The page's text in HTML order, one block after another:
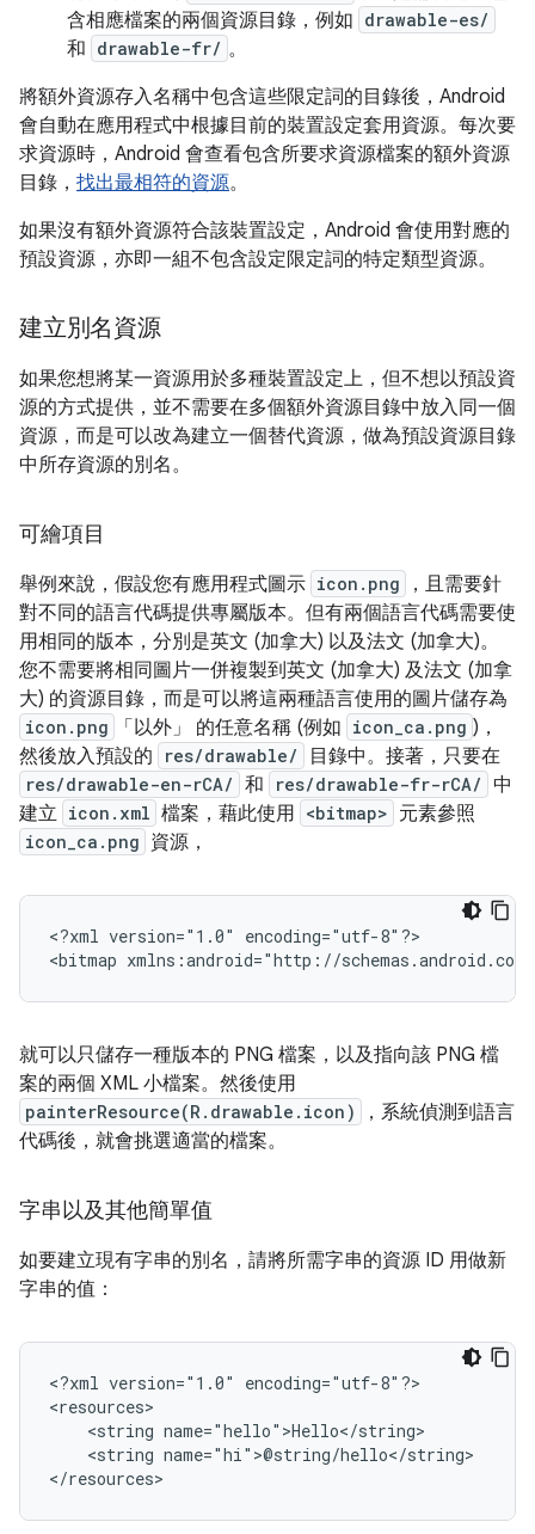
含相應檔案的兩個資源目錄，例如 drawable-es/
和 drawable-fr/ 。
將額外資源存入名稱中包含這些限定詞的目錄後，Android
會自動在應用程式中根據目前的裝置設定套用資源。每次要
求資源時，Android 會查看包含所要求資源檔案的額外資源
目錄， 找出最相符的資源。
如果沒有額外資源符合該裝置設定，Android 會使用對應的
預設資源，亦即一組不包含設定限定詞的特定類型資源。
建立別名資源
如果您想將某一資源用於多種裝置設定上，但不想以預設資
源的方式提供，並不需要在多個額外資源目錄中放入同一個
資源，而是可以改為建立一個替代資源，做為預設資源目錄
中所存資源的別名。
可繪項目
舉例來說，假設您有應用程式圖示 icon.png
，且需要針
對不同的語言代碼提供專屬版本。但有兩個語言代碼需要使
用相同的版本，分別是英文 (加拿大) 以及法文 (加拿大)。
您不需要將相同圖片一併複製到英文 (加拿大) 及法文 (加拿
大) 的資源目錄，而是可以將這兩種語言使用的圖片儲存為
icon.png 「以外」 的任意名稱 (例如 icon_ca.png )，
然後放入預設的
res/drawable/ 目錄中。接著，只要在
res/drawable-en-rCA/ 和 res/drawable-fr-rCA/ 中
建立 icon.xml 檔案，藉此使用 <bitmap> 元素參照
icon_ca.png 資源，
<?xml version="1.0"
encoding="utf-8"?>
<bitmap xmlns:android="http://
就可以只儲存一種版本的 PNG 檔案，以及指向該 PNG 檔
案的兩個 XML 小檔案。然後使用
painterResource(R.drawable.icon)
，系統偵測到語言
代碼後，就會挑選適當的檔案。
字串以及其他簡單值
如要建立現有字串的別名，請將所需字串的資源 ID 用做新
字串的值：
<?xml version="1.0"
encoding="utf-8"?>
<string
<string name="hi">@string/hello</string>
</resources>